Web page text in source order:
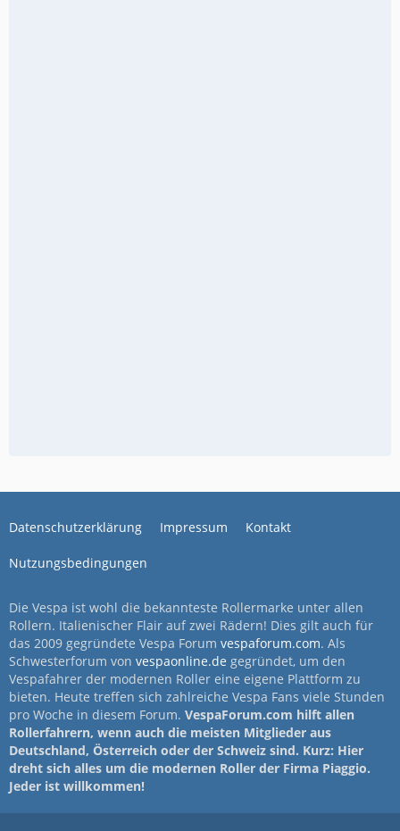
Datenschutzerklärung Impressum Kontakt
Nutzungsbedingungen
Die Vespa ist wohl die bekannteste Rollermarke unter allen
Rollern. Italienischer Flair auf zwei Rädern! Dies gilt auch für
das 2009 gegründete Vespa Forum vespaforum.com. Als
Schwesterforum von vespaonline.de gegründet, um den
Vespafahrer der modernen Roller eine eigene Plattform zu
bieten. Heute treffen sich zahlreiche Vespa Fans viele Stunden
pro Woche in diesem Forum. VespaForum.com hilft allen
Rollerfahrern, wenn auch die meisten Mitglieder aus
Deutschland, Österreich oder der Schweiz sind. Kurz: Hier
dreht sich alles um die modernen Roller der Firma Piaggio.
Jeder ist willkommen!